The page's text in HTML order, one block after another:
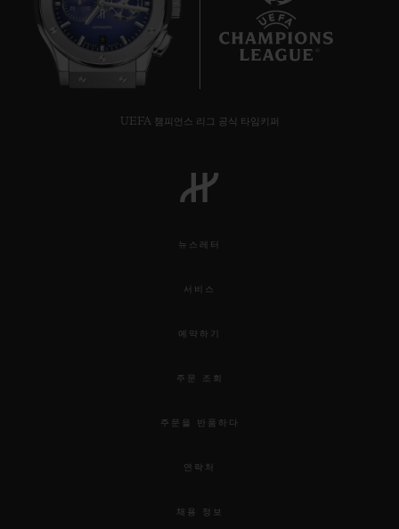
UEFA 챔피언스 리그 공식 타임키퍼
뉴스레터
서비스
예약하기
주문 조회
주문을 반품하다
연락처
채용 정보